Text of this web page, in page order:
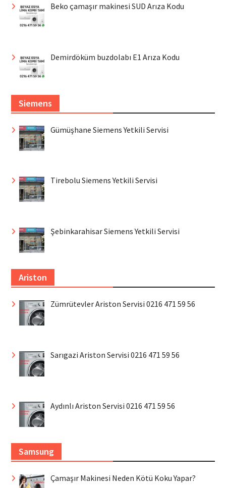
Beko çamaşır makinesi SUD Arıza Kodu
Demirdöküm buzdolabı E1 Arıza Kodu
Siemens
Gümüşhane Siemens Yetkili Servisi
Tirebolu Siemens Yetkili Servisi
Şebinkarahisar Siemens Yetkili Servisi
Ariston
Zümrütevler Ariston Servisi 0216 471 59 56
Sarıgazi Ariston Servisi 0216 471 59 56
Aydınlı Ariston Servisi 0216 471 59 56
Samsung
Çamaşır Makinesi Neden Kötü Koku Yapar?